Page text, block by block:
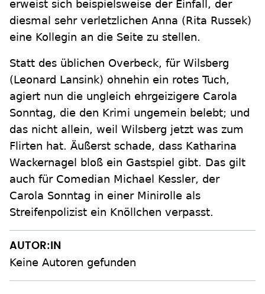
erweist sich beispielsweise der Einfall, der
diesmal sehr verletzlichen Anna (Rita Russek)
eine Kollegin an die Seite zu stellen.
Statt des üblichen Overbeck, für Wilsberg
(Leonard Lansink) ohnehin ein rotes Tuch,
agiert nun die ungleich ehrgeizigere Carola
Sonntag, die den Krimi ungemein belebt; und
das nicht allein, weil Wilsberg jetzt was zum
Flirten hat. Äußerst schade, dass Katharina
Wackernagel bloß ein Gastspiel gibt. Das gilt
auch für Comedian Michael Kessler, der
Carola Sonntag in einer Minirolle als
Streifenpolizist ein Knöllchen verpasst.
AUTOR:IN
Keine Autoren gefunden